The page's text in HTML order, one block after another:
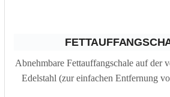
Abnehmbare Fettauffangschale auf der
Edelstahl (zur einfachen Entfernung